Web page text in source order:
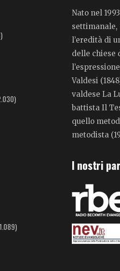
Nato nel
l’eredità di
delle chiese
Valdesi
valdese La
battista Il
quello
metodista
I nostri